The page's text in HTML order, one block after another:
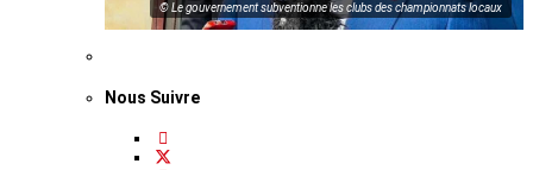
© Le gouvernement subventionne les clubs des championnats locaux
Nous Suivre